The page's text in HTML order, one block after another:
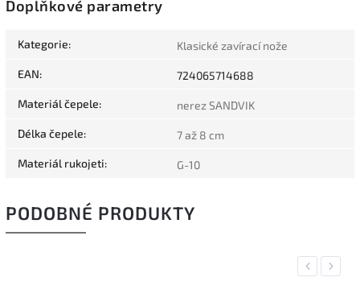
Doplňkové parametry
Kategorie: Klasické zavírací nože
EAN: 724065714688
Materiál čepele: nerez SANDVIK
Délka čepele: 7 až 8 cm
Materiál rukojeti: G-10
PODOBNÉ PRODUKTY
Previous
Next